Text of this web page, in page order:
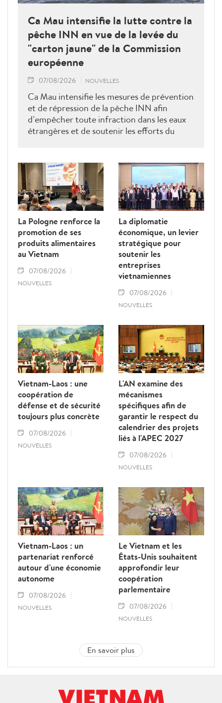
Ca Mau intensifie la lutte contre la
pêche INN en vue de la levée du
"carton jaune" de la Commission
européenne
07/08/2026 NOUVELLES
Ca Mau intensifie les mesures de prévention
et de répression de la pêche INN afin
d’empêcher toute infraction dans les eaux
étrangères et de soutenir les efforts du
La Pologne renforce la
promotion de ses
produits alimentaires
au Vietnam
07/08/2026
NOUVELLES
La diplomatie
économique, un levier
stratégique pour
soutenir les
entreprises
vietnamiennes
07/08/2026
NOUVELLES
Vietnam-Laos : une
coopération de
défense et de sécurité
toujours plus concrète
07/08/2026
NOUVELLES
L'AN examine des
mécanismes
spécifiques afin de
garantir le respect du
calendrier des projets
liés à l'APEC 2027
07/08/2026
NOUVELLES
Vietnam-Laos : un
partenariat renforcé
autour d'une économie
autonome
07/08/2026
NOUVELLES
Le Vietnam et les
États-Unis souhaitent
approfondir leur
coopération
parlementaire
07/08/2026
NOUVELLES
En savoir plus